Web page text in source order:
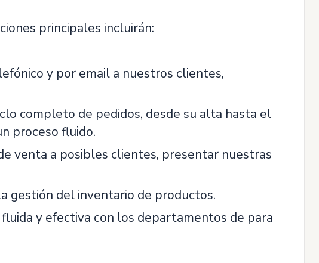
principales incluirán:
y por email a nuestros clientes,
completo de pedidos, desde su alta hasta el
proceso fluido.
venta a posibles clientes, presentar nuestras
gestión del inventario de productos.
y efectiva con los departamentos de para